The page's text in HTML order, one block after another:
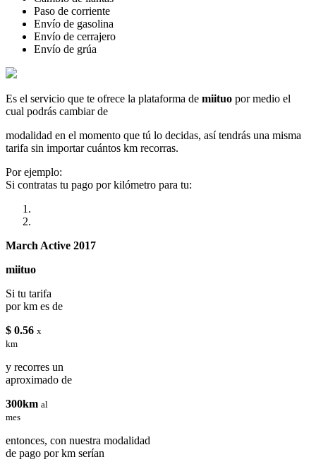
Paso de corriente
Envío de gasolina
Envío de cerrajero
Envío de grúa
Es el servicio que te ofrece la plataforma de miituo por medio el
cual podrás cambiar de
modalidad en el momento que tú lo decidas, así tendrás una misma
tarifa sin importar cuántos km recorras.
Por ejemplo:
Si contratas tu pago por kilómetro para tu:
March Active 2017
miituo
Si tu tarifa
por km es de
$ 0.56 x
km
y recorres un
aproximado de
300km al
mes
entonces, con nuestra modalidad
de pago por km serían